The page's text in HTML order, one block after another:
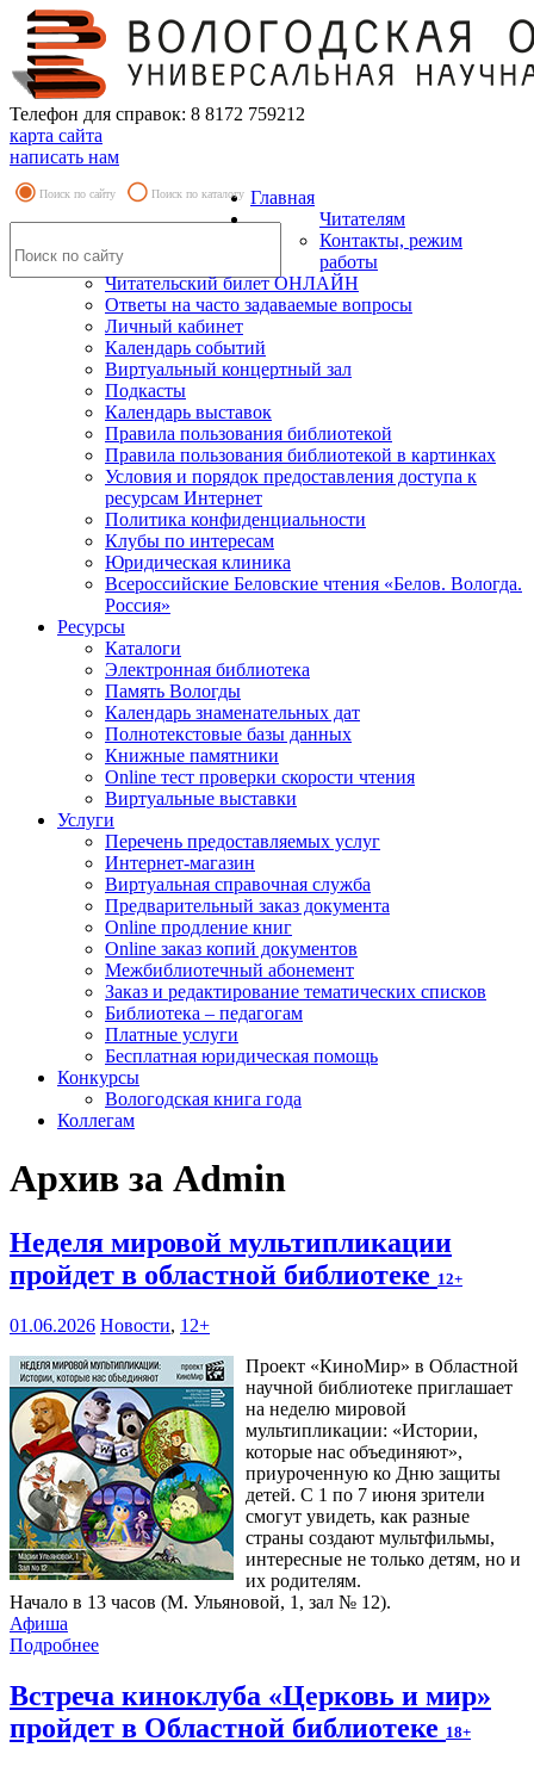
Телефон для справок: 8 8172 759212
карта сайта
написать нам
Поиск по сайту Поиск по каталогу Главная
Читателям
Контакты, режим
работы
Читательский билет ОНЛАЙН
Ответы на часто задаваемые вопросы
Личный кабинет
Календарь событий
Виртуальный концертный зал
Подкасты
Календарь выставок
Правила пользования библиотекой
Правила пользования библиотекой в картинках
Условия и порядок предоставления доступа к
ресурсам Интернет
Политика конфиденциальности
Клубы по интересам
Юридическая клиника
Всероссийские Беловские чтения «Белов. Вологда.
Россия»
Ресурсы
Каталоги
Электронная библиотека
Память Вологды
Календарь знаменательных дат
Полнотекстовые базы данных
Книжные памятники
Online тест проверки скорости чтения
Виртуальные выставки
Услуги
Перечень предоставляемых услуг
Интернет-магазин
Виртуальная справочная служба
Предварительный заказ документа
Online продление книг
Online заказ копий документов
Межбиблиотечный абонемент
Заказ и редактирование тематических списков
Библиотека – педагогам
Платные услуги
Бесплатная юридическая помощь
Конкурсы
Вологодская книга года
Коллегам
Архив за Admin
Неделя мировой мультипликации
пройдет в областной библиотеке 12+
01.06.2026 Новости, 12+
Проект «КиноМир» в Областной
научной библиотеке приглашает
на неделю мировой
мультипликации: «Истории,
которые нас объединяют»,
приуроченную ко Дню защиты
детей. С 1 по 7 июня зрители
смогут увидеть, как разные
страны создают мультфильмы,
интересные не только детям, но и
их родителям.
Начало в 13 часов (М. Ульяновой, 1, зал № 12).
Афиша
Подробнее
Встреча киноклуба «Церковь и мир»
пройдет в Областной библиотеке 18+